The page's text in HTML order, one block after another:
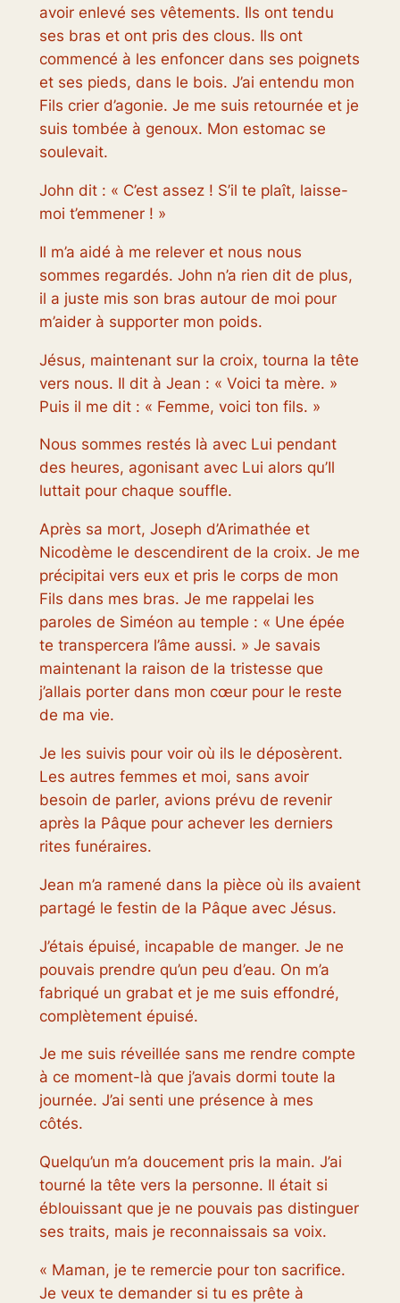
avoir enlevé ses vêtements. Ils ont tendu
ses bras et ont pris des clous. Ils ont
commencé à les enfoncer dans ses poignets
et ses pieds, dans le bois. J’ai entendu mon
Fils crier d’agonie. Je me suis retournée et je
suis tombée à genoux. Mon estomac se
soulevait.
John dit : « C’est assez ! S’il te plaît, laisse-
moi t’emmener ! »
Il m’a aidé à me relever et nous nous
sommes regardés. John n’a rien dit de plus,
il a juste mis son bras autour de moi pour
m’aider à supporter mon poids.
Jésus, maintenant sur la croix, tourna la tête
vers nous. Il dit à Jean : « Voici ta mère. »
Puis il me dit : « Femme, voici ton fils. »
Nous sommes restés là avec Lui pendant
des heures, agonisant avec Lui alors qu’Il
luttait pour chaque souffle.
Après sa mort, Joseph d’Arimathée et
Nicodème le descendirent de la croix. Je me
précipitai vers eux et pris le corps de mon
Fils dans mes bras. Je me rappelai les
paroles de Siméon au temple : « Une épée
te transpercera l’âme aussi. » Je savais
maintenant la raison de la tristesse que
j’allais porter dans mon cœur pour le reste
de ma vie.
Je les suivis pour voir où ils le déposèrent.
Les autres femmes et moi, sans avoir
besoin de parler, avions prévu de revenir
après la Pâque pour achever les derniers
rites funéraires.
Jean m’a ramené dans la pièce où ils avaient
partagé le festin de la Pâque avec Jésus.
J’étais épuisé, incapable de manger. Je ne
pouvais prendre qu’un peu d’eau. On m’a
fabriqué un grabat et je me suis effondré,
complètement épuisé.
Je me suis réveillée sans me rendre compte
à ce moment-là que j’avais dormi toute la
journée. J’ai senti une présence à mes
côtés.
Quelqu’un m’a doucement pris la main. J’ai
tourné la tête vers la personne. Il était si
éblouissant que je ne pouvais pas distinguer
ses traits, mais je reconnaissais sa voix.
« Maman, je te remercie pour ton sacrifice.
Je veux te demander si tu es prête à